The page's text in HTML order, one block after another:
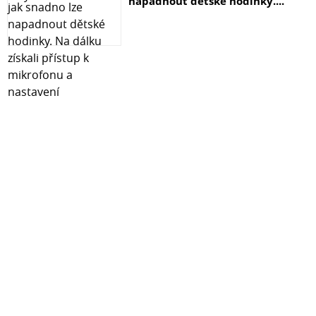
Výhodou balení jsou také 2 náhradní dámy, které se hodí
při proměně pěšce i jako praktická rezerva.
Fotogalerie produktu Technické parametry Název
produktu Dřevěné magnetické šachy Sapele Rozměry
šachovnice 39 × 39 × 2,5 cm Typ Dřevěné magnetické
skládací šachy Konstrukce Skládací šachovnice s